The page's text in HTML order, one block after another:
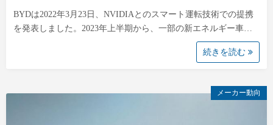
BYDは2022年3月23日、NVIDIAとのスマート運転技術での提携
を発表しました。2023年上半期から、一部の新エネルギー車…
続きを読む
メーカー動向